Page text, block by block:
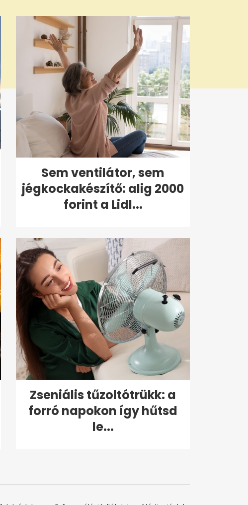
Sem ventilátor, sem
jégkockakészítő: alig 2000
forint a Lidl...
Zseniális tűzoltótrükk: a
forró napokon így hűtsd
le...